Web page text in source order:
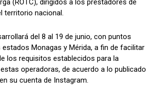
(ROTC), dirigidos a los prestadores de
territorio nacional.
del 8 al 19 de junio, con puntos
Monagas y Mérida, a fin de facilitar
los requisitos establecidos para la
operadoras, de acuerdo a lo publicado
su cuenta de Instagram.